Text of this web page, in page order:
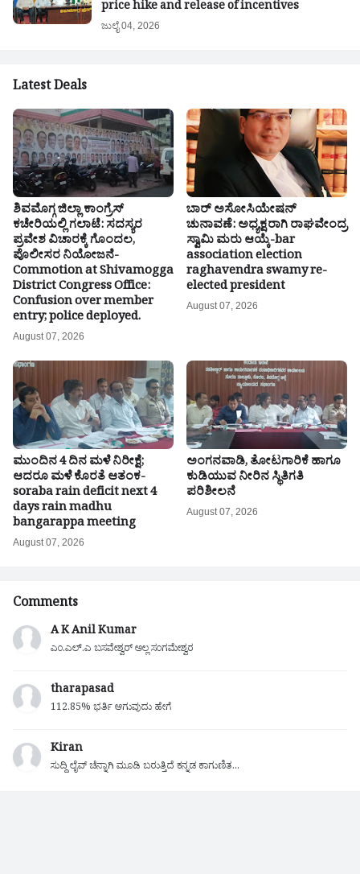
price hike and release of incentives
ಜುಲೈ 04, 2026
Latest Deals
ಶಿವಮೊಗ್ಗ ಜಿಲ್ಲಾ ಕಾಂಗ್ರೆಸ್
ಕಚೇರಿಯಲ್ಲಿ ಗಲಾಟೆ: ಸದಸ್ಯರ
ಪ್ರವೇಶ ವಿಚಾರಕ್ಕೆ ಗೊಂದಲ,
ಪೊಲೀಸರ ನಿಯೋಜನೆ-
Commotion at Shivamogga
District Congress Office:
Confusion over member
entry; police deployed.
August 07, 2026
ಬಾರ್ ಅಸೋಸಿಯೇಷನ್
ಚುನಾವಣೆ: ಅಧ್ಯಕ್ಷರಾಗಿ ರಾಘವೇಂದ್ರ
ಸ್ವಾಮಿ ಮರು ಆಯ್ಕೆ-bar
association election
raghavendra swamy re-
elected president
August 07, 2026
ಮುಂದಿನ 4 ದಿನ ಮಳೆ ನಿರೀಕ್ಷೆ;
ಆದರೂ ಮಳೆ ಕೊರತೆ ಆತಂಕ-
soraba rain deficit next 4
days rain madhu
bangarappa meeting
August 07, 2026
ಅಂಗನವಾಡಿ, ತೋಟಗಾರಿಕೆ ಹಾಗೂ
ಕುಡಿಯುವ ನೀರಿನ ಸ್ಥಿತಿಗತಿ
ಪರಿಶೀಲನೆ
August 07, 2026
Comments
A K Anil Kumar
ಎಂ.ಎಲ್.ಎ ಬಸವೇಶ್ವರ್ ಅಲ್ಲ ಸಂಗಮೇಶ್ವರ
tharapasad
112.85% ಭರ್ತಿ ಆಗುವುದು ಹೇಗೆ
Kiran
ಸುದ್ದಿ ಲೈವ್ ಚೆನ್ನಾಗಿ ಮೂಡಿ ಬರುತ್ತಿದೆ ಕನ್ನಡ ಕಾಗುಣಿತ...